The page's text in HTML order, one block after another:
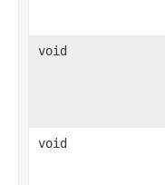
void
void